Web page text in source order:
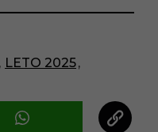
, LETO 2025,